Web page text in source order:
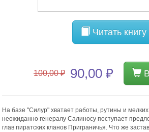
Читать книгу
100,00 ₽ 90,00 ₽ В
На базе "Силур" хватает работы, рутины и
неожиданно генералу Салиносу поступает
глав пиратских кланов Приграничья. Что же